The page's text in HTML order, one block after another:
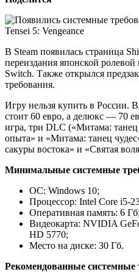
В Steam появилась страница
переиздания японской
Switch. Также открылся
требования.
Игру нельзя купить в России.
стоит 60 евро, а делюкс — 70
игра, три DLC («Митама:
опыта» и «Митама: танец
сакуры востока» и «Святая
Минимальные системные
ОС: Windows 10;
Процессор: Intel Core i5-
Оперативная память: 6 Гб;
Видеокарта: NVIDIA
HD 5770;
Место на диске: 30 Гб.
Рекомендованные системные